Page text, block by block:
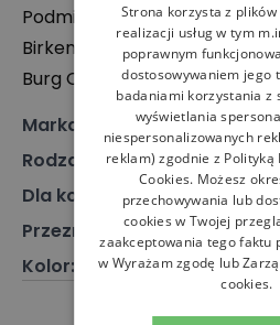
Podmiot odpowiedzialny:
Birkenstock Global Sales
Burg Ockenfels – 53545 Linz,
Marka
Birkenstock
Rodzaj
Obuwie, Klapki
Dla kogo
Dla niego
Przeznaczenie:Klapki
Kolor: Niebieski
Strona korzysta z
realizacji usług w tym
poprawnym
dostosowywaniem jego
badaniami korzystania z
wyświetlania
niespersonalizowanych
reklam) zgodnie z Polityką
Cookies. Możesz
przechowywania lub
cookies w Twojej
zaakceptowania tego faktu
w Wyrażam zgodę lub
cookies.